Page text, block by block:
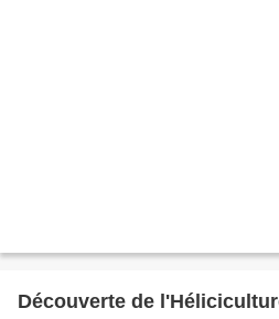
Découverte de